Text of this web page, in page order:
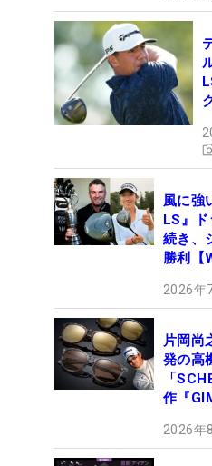
風に強
LS』
続き、
勝利【
2026年
片岡尚
発の高
「
作『
2026年